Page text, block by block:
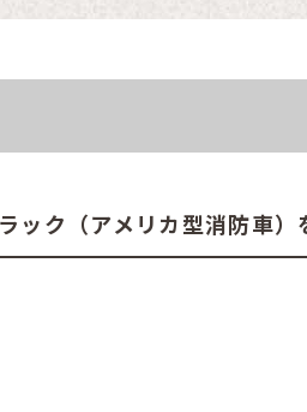
ー
ク（アメリカ型消防車）